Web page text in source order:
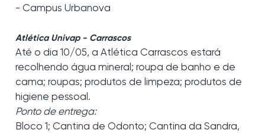
- Campus Urbanova
Atlética Univap - Carrascos
Até o dia 10/05, a Atlética Carrascos estará
recolhendo água mineral; roupa de banho e de
cama; roupas; produtos de limpeza; produtos de
higiene pessoal.
Ponto de entrega:
Bloco 1; Cantina de Odonto; Cantina da Sandra,